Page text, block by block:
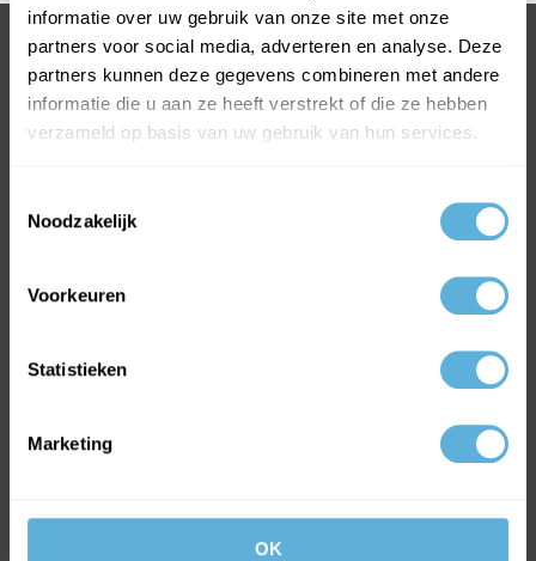
informatie over uw gebruik van onze site met onze
partners voor social media, adverteren en analyse. Deze
partners kunnen deze gegevens combineren met andere
informatie die u aan ze heeft verstrekt of die ze hebben
verzameld op basis van uw gebruik van hun services.
Noodzakelijk
Voorkeuren
Statistieken
Marketing
OK
BEL +31318763900
VOOR INFORMATIE OF VRAGEN
INFO@GLASKONING.BE
MEEST VERKOCHTE GLAS
Gehard glas
Instagram